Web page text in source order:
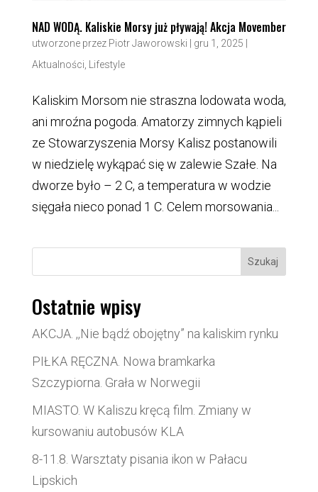
NAD WODĄ. Kaliskie Morsy już pływają! Akcja Movember
utworzone przez Piotr Jaworowski gru 1, 2025
Aktualności
Lifestyle
Kaliskim Morsom nie straszna lodowata woda,
ani mroźna pogoda. Amatorzy zimnych kąpieli
ze Stowarzyszenia Morsy Kalisz postanowili
w niedzielę wykąpać się w zalewie Szałe. Na
dworze było – 2 C, a temperatura w wodzie
sięgała nieco ponad 1 C. Celem morsowania...
Szukaj
Ostatnie wpisy
AKCJA. ,,Nie bądź obojętny” na kaliskim rynku
PIŁKA RĘCZNA. Nowa bramkarka
Szczypiorna. Grała w Norwegii
MIASTO. W Kaliszu kręcą film. Zmiany w
kursowaniu autobusów KLA
8-11.8. Warsztaty pisania ikon w Pałacu
Lipskich